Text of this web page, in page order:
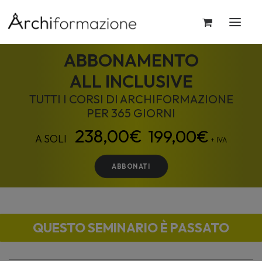
ABBONAMENTO
ALL INCLUSIVE
TUTTI I CORSI DI ARCHIFORMAZIONE
PER 365 GIORNI
199,00€ + IVA
ABBONATI
QUESTO SEMINARIO È PASSATO